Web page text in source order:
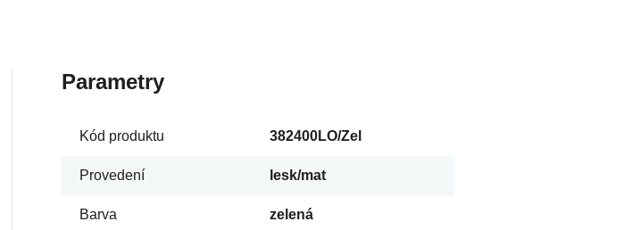
Parametry
Kód produktu 382400LO/Zel
Provedení lesk/mat
Barva zelená